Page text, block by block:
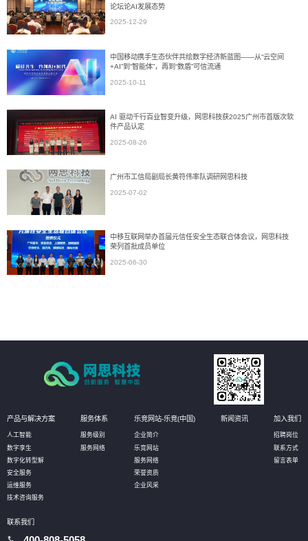
论坛论AI发展态势
2025-12-29
中国移动携手生态伙伴共绘数字经济新蓝图——从“云空间
+AI”到“智能体”，再到“数盾”可信流通
2025-10-11
AI 驱动千行百业智变升级，网思科技获2025广州市首版次软
件产品认定
2025-08-26
广州市工信局副局长黄符伟率队调研网思科技
2025-07-02
中移互联网举办首届元信任安全生态联合体会议，网思科技
荣列首批成员单位
2025-06-30
产品与解决方案
人工智能
数字孪生
数字化转型解
安全服务
运维服务
技术咨询服务
服务体系
服务级别
服务网络
乐竞网站-乐竞(中国)
企业简介
乐竞网站
服务网络
荣誉资质
企业风采
新闻资讯 加入我们
招聘岗位
联系方式
留言表单
联系我们